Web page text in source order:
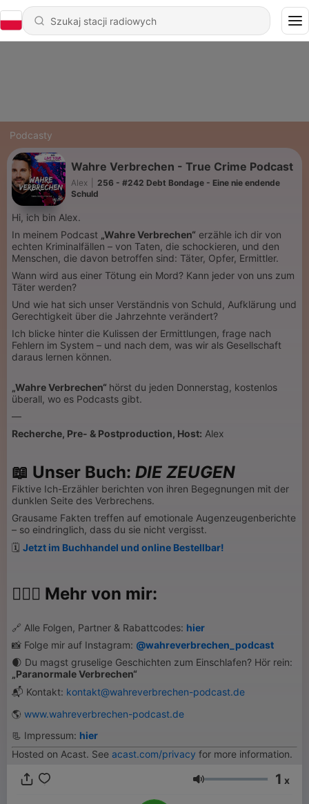
Podcasty
Wahre Verbrechen - True Crime Podcast
Alex
256 - #242 Debt Bondage - Eine nie endende
Schuld
Hi, ich bin Alex.
In meinem Podcast „Wahre Verbrechen“ erzähle ich dir von
echten Kriminalfällen – von Taten, die schockieren, und den
Menschen, die davon betroffen sind: Täter, Opfer, Ermittler.
Wann wird aus einer Tötung ein Mord? Kann jeder von uns zum
Täter werden?
Und wie hat sich unser Verständnis von Schuld, Aufklärung und
Gerechtigkeit über die Jahrzehnte verändert?
Ich blicke hinter die Kulissen der Ermittlungen, frage nach
Fehlern im System – und nach dem, was wir als Gesellschaft
daraus lernen können.
„Wahre Verbrechen“ hörst du jeden Donnerstag, kostenlos
überall, wo es Podcasts gibt.
—
Recherche, Pre- & Postproduction, Host: Alex
📖 Unser Buch: DIE ZEUGEN
Fiktive Ich-Erzähler berichten von ihren Begegnungen mit der
dunklen Seite des Verbrechens.
Grausame Fakten treffen auf emotionale Augenzeugenberichte
– so eindringlich, dass du sie nicht vergisst.
🗓 Jetzt im Buchhandel und online Bestellbar!
💁🏻‍♂️ Mehr von mir:
🔗 Alle Folgen, Partner & Rabattcodes: hier
📸 Folge mir auf Instagram: @wahreverbrechen_podcast
🌒 Du magst gruselige Geschichten zum Einschlafen? Hör rein:
„Paranormale Verbrechen“
📬 Kontakt: kontakt@wahreverbrechen-podcast.de
🌎 www.wahreverbrechen-podcast.de
📃 Impressum: hier
Hosted on Acast. See acast.com/privacy for more information.
Głośność 1 x